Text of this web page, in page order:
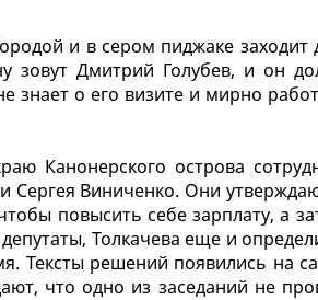
и в сером пиджаке
зовут Дмитрий Голубев, и он
знает о его визите и мирно
Канонерского острова
Сергея Виниченко. Они
повысить себе зарплату, а
Толкачева еще и
Тексты решений появились на
что одно из заседаний не